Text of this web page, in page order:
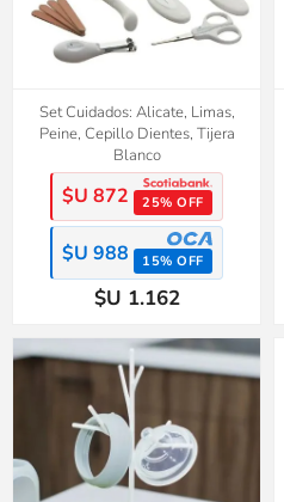
Set Cuidados: Alicate, Limas,
Peine, Cepillo Dientes, Tijera
Blanco
$U 872 25% OFF
$U 988 15% OFF
$U 1.162